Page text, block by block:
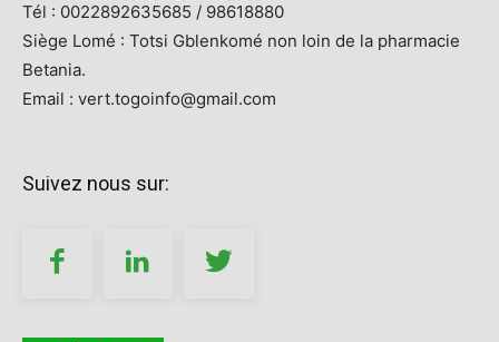
Tél : 0022892635685 / 98618880
Siège Lomé : Totsi Gblenkomé non loin de la pharmacie
Betania.
Email : vert.togoinfo@gmail.com
Suivez nous sur: